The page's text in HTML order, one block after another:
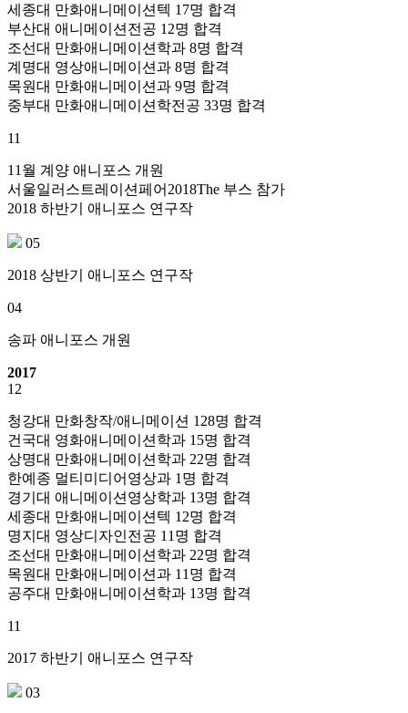
세종대 만화애니메이션텍 17명 합격
부산대 애니메이션전공 12명 합격
조선대 만화애니메이션학과 8명 합격
계명대 영상애니메이션과 8명 합격
목원대 만화애니메이션과 9명 합격
중부대 만화애니메이션학전공 33명 합격
11
11월 계양 애니포스 개원
서울일러스트레이션페어2018The 부스 참가
2018 하반기 애니포스 연구작
05
2018 상반기 애니포스 연구작
04
송파 애니포스 개원
2017
12
청강대 만화창작/애니메이션 128명 합격
건국대 영화애니메이션학과 15명 합격
상명대 만화애니메이션학과 22명 합격
한예종 멀티미디어영상과 1명 합격
경기대 애니메이션영상학과 13명 합격
세종대 만화애니메이션텍 12명 합격
명지대 영상디자인전공 11명 합격
조선대 만화애니메이션학과 22명 합격
목원대 만화애니메이션과 11명 합격
공주대 만화애니메이션학과 13명 합격
11
2017 하반기 애니포스 연구작
03